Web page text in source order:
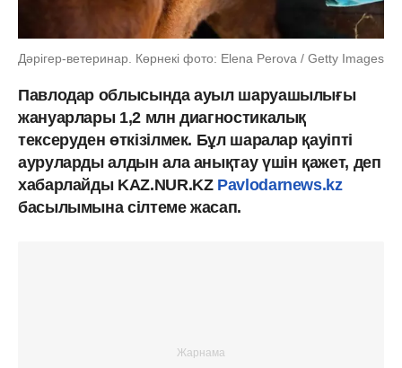
Дәрігер-ветеринар. Көрнекі фото: Elena Perova / Getty Images
Павлодар облысында ауыл шаруашылығы
жануарлары 1,2 млн диагностикалық
тексеруден өткізілмек. Бұл шаралар қауіпті
ауруларды алдын ала анықтау үшін қажет, деп
хабарлайды KAZ.NUR.KZ Pavlodarnews.kz
басылымына сілтеме жасап.